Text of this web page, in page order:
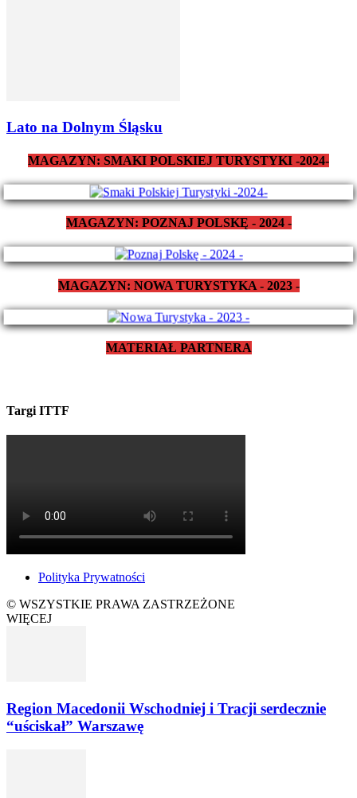
Lato na Dolnym Śląsku
MAGAZYN: SMAKI POLSKIEJ TURYSTYKI -2024-
MAGAZYN: POZNAJ POLSKĘ - 2024 -
MAGAZYN: NOWA TURYSTYKA - 2023 -
MATERIAŁ PARTNERA
Targi ITTF
Polityka Prywatności
© WSZYSTKIE PRAWA ZASTRZEŻONE
WIĘCEJ
Region Macedonii Wschodniej i Tracji serdecznie
“uściskał” Warszawę